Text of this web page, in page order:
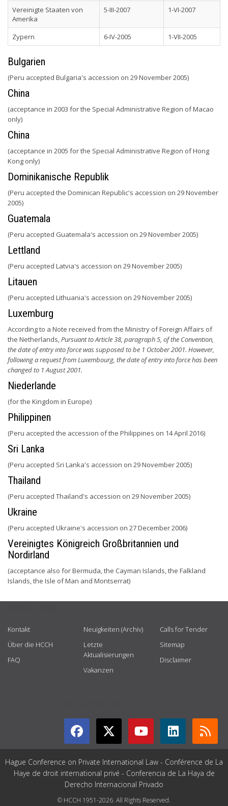
Vereinigte Staaten von
Amerika
5-III-2007 1-VI-2007
Zypern 6-IV-2005 1-VII-2005
Bulgarien
(Peru accepted Bulgaria's accession on 29 November 2005)
China
(acceptance in 2003 for the Special Administrative Region of Macao
only)
China
(acceptance in 2005 for the Special Administrative Region of Hong
Kong only)
Dominikanische Republik
(Peru accepted the Dominican Republic's accession on 29 November
2005)
Guatemala
(Peru accepted Guatemala's accession on 29 November 2005)
Lettland
(Peru accepted Latvia's accession on 29 November 2005)
Litauen
(Peru accepted Lithuania's accession on 29 November 2005)
Luxemburg
According to a Note received from the Ministry of Foreign Affairs of
the Netherlands,Pursuant to Article 38, paragraph 5, of the Convention,
the date of entry into force was supposed to be 1 October 2001. However,
following a request from Luxembourg, the date of entry into force has been
changed to 1 August 2001.
Niederlande
(for the Kingdom in Europe)
Philippinen
(Peru accepted the accession of the Philippines on 14 April 2016)
Sri Lanka
(Peru accepted Sri Lanka's accession on 29 November 2005)
Thailand
(Peru accepted Thailand's accession on 29 November 2005)
Ukraine
(Peru accepted Ukraine's accession on 27 December 2006)
Vereinigtes Königreich Großbritannien und
Nordirland
(acceptance also for Bermuda, the Cayman Islands, the Falkland
Islands, the Isle of Man and Montserrat)
Kontakt
Über die HCCH
FAQ
Neuigkeiten (Archiv)
Letzte
Aktualisierungen
Vakanzen
Calls for Tender
Sitemap
Disclaimer
Hague Conference on Private International Law - Conférence de La
Haye de droit international privé - Conferencia de La Haya de
Derecho Internacional Privado
© HCCH 1951-2026. All Rights Reserved.